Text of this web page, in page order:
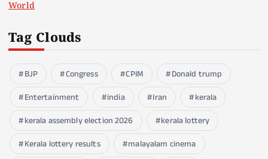
World
Tag Clouds
BJP Congress CPIM
Donald trump
Entertainment
india Iran
kerala
kerala assembly election 2026
kerala lottery
Kerala lottery results
malayalam cinema